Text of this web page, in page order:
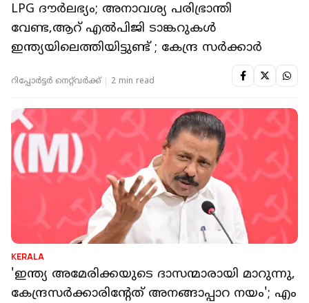
LPG ദൗർലഭ്യം; അനാവശ്യ പരിഭ്രാന്തി
വേണ്ട,ആറ് എല്‍പിജി ടാങ്കറുകൾ
ഇന്ത്യയിലെത്തിയിട്ടുണ്ട് ; കേന്ദ്ര സർക്കാർ
റിപ്പോർട്ടർ നെറ്റ്‌വര്‍ക്ക്‌ 2 min read
KERALA
'ഇന്ത്യ അമേരിക്കയുടെ ദാസന്മാരായി മാറുന്നു,
കേന്ദ്രസർക്കാരിന്റേത് അനങ്ങാപ്പാറ നയം'; എം